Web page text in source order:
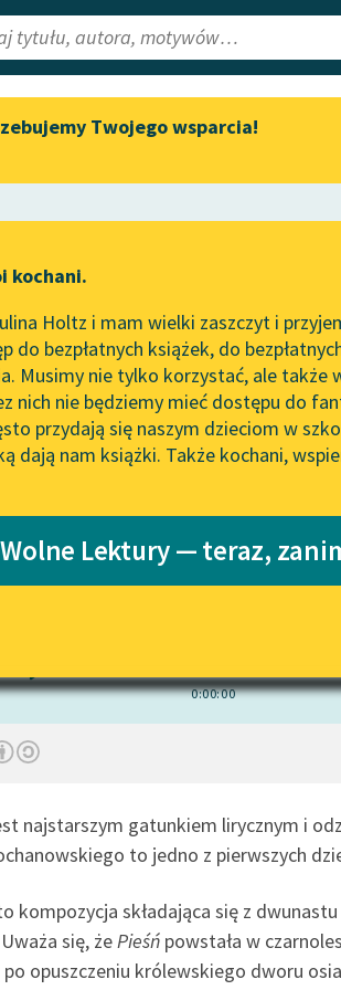
Lektury
redakcyjne
Aktualności
Zapraszamy na spotkanie
literatury skandynawskiej
Wolne Lektury na 32.
Pol’and’Rock Festivalu
„Kochanek Lady
do słuchania na Wolnych
Lekturach
Nowy audiobook –
niepełnosprawnościami
E-kolekcja lektur
Feministyczne inspiracje.
Popularyzacja
literatury feministycznej
Ręce pełne poezji
Kolekcje edukacyjne
przechodzących do
Twojego wsparcia!
kochani.
Holtz i mam wielki zaszczyt i
do bezpłatnych książek, do
Musimy nie tylko korzystać, ale także
nich nie będziemy mieć dostępu do
przydają się naszym dzieciom w
dają nam książki. Także kochani,
Lektury — teraz,
świętojańska o
0:00:00
najstarszym gatunkiem lirycznym i
to jedno z pierwszych
kompozycja składająca się z
się, żePieśń powstała w
opuszczeniu królewskiego dworu